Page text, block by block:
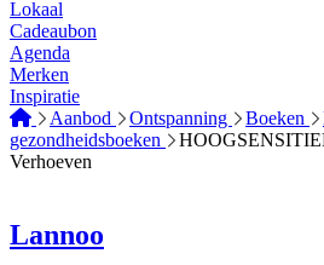
Lokaal
Cadeaubon
Agenda
Merken
Inspiratie
Aanbod
Ontspanning Boeken
gezondheidsboeken
Verhoeven
Lannoo